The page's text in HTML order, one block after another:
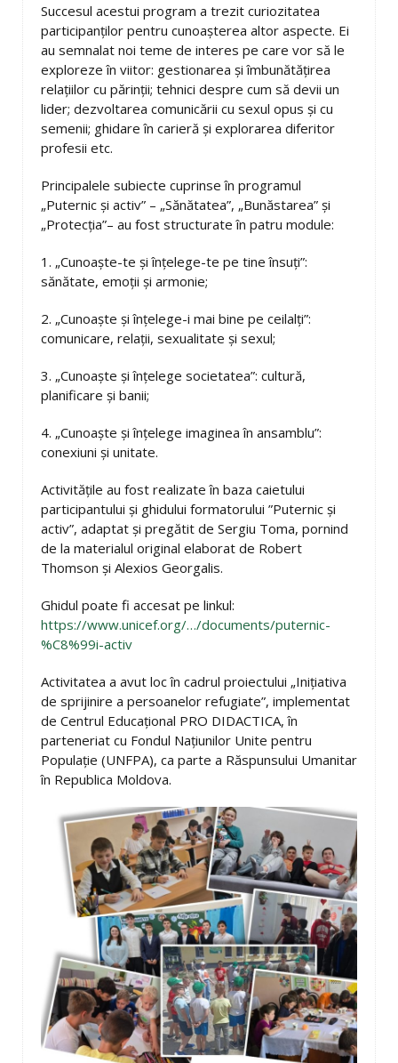
Succesul acestui program a trezit curiozitatea
participanților pentru cunoașterea altor aspecte. Ei
au semnalat noi teme de interes pe care vor să le
exploreze în viitor: gestionarea și îmbunătățirea
relațiilor cu părinții; tehnici despre cum să devii un
lider; dezvoltarea comunicării cu sexul opus și cu
semenii; ghidare în carieră și explorarea diferitor
profesii etc.
Principalele subiecte cuprinse în programul
„Puternic și activ” – „Sănătatea”, „Bunăstarea” și
„Protecția”– au fost structurate în patru module:
1. „Cunoaște-te și înțelege-te pe tine însuți”:
sănătate, emoții și armonie;
2. „Cunoaște și înțelege-i mai bine pe ceilalți”:
comunicare, relații, sexualitate și sexul;
3. „Cunoaște și înțelege societatea”: cultură,
planificare și banii;
4. „Cunoaște și înțelege imaginea în ansamblu”:
conexiuni și unitate.
Activitățile au fost realizate în baza caietului
participantului și ghidului formatorului ”Puternic și
activ”, adaptat și pregătit de Sergiu Toma, pornind
de la materialul original elaborat de Robert
Thomson și Alexios Georgalis.
Ghidul poate fi accesat pe linkul:
https://www.unicef.org/…/documents/puternic-
%C8%99i-activ
Activitatea a avut loc în cadrul proiectului „Inițiativa
de sprijinire a persoanelor refugiate”, implementat
de Centrul Educațional PRO DIDACTICA, în
parteneriat cu Fondul Națiunilor Unite pentru
Populație (UNFPA), ca parte a Răspunsului Umanitar
în Republica Moldova.